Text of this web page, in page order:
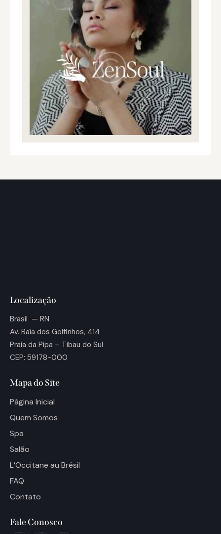
Localização
Brasil — RN
Av. Baía dos Golfinhos, 414
Praia da Pipa – Tibau do Sul
CEP: 59178-000
Mapa do Site
Página Inicial
Quem Somos
Spa
Salão
L’Occitane au Brésil
FAQ
Contato
Fale Conosco